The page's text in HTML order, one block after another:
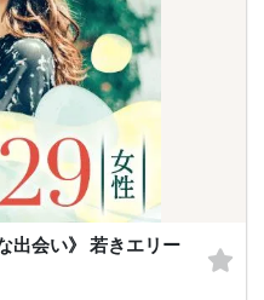
出会い》 若きエリー